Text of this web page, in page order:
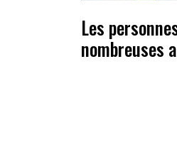
Les
nombreuses